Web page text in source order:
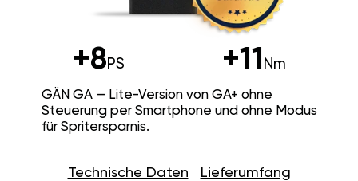
+8PS +11 Nm
GÄN GA — Lite-Version von GA+ ohne
Steuerung per Smartphone und ohne Modus
für Spritersparnis.
Technische Daten Lieferumfang